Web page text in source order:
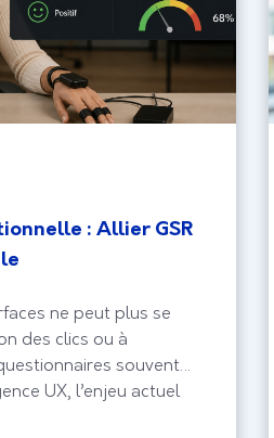
: Allier GSR
ne peut plus se
des clics ou à
souvent
UX, l’enjeu actuel